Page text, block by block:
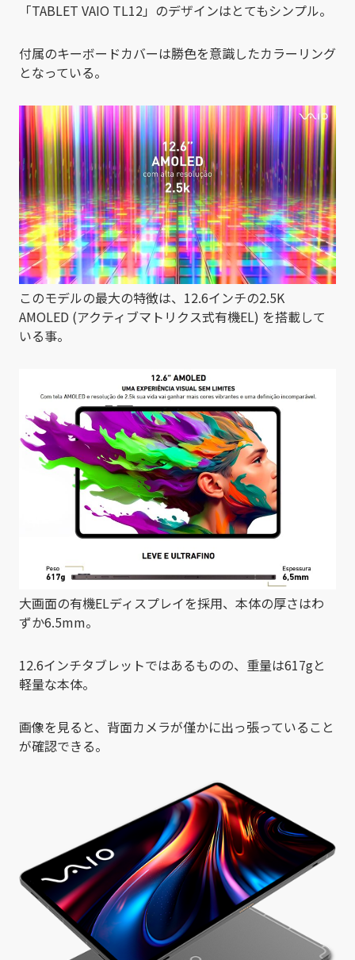
「TABLET VAIO TL12」のデザインはとてもシンプル。
付属のキーボードカバーは勝色を意識したカラーリング
となっている。
このモデルの最大の特徴は、12.6インチの2.5K
AMOLED (アクティブマトリクス式有機EL) を搭載して
いる事。
大画面の有機ELディスプレイを採用、本体の厚さはわ
ずか6.5mm。
12.6インチタブレットではあるものの、重量は617gと
軽量な本体。
画像を見ると、背面カメラが僅かに出っ張っていること
が確認できる。